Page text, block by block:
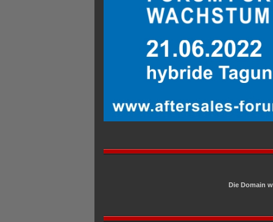
Die Domain